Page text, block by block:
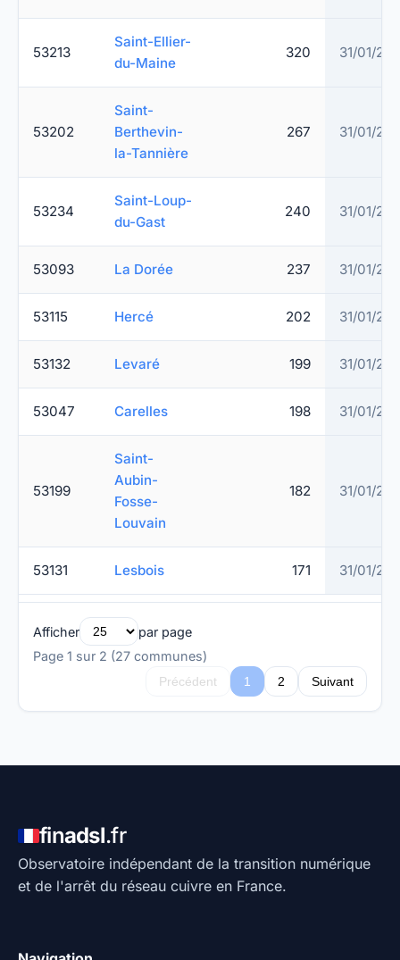
53213
Saint-Ellier-
du-Maine
320 31/01/
53202
Saint-
Berthevin-
la-Tannière
267 31/01/
53234
Saint-Loup-
du-Gast
240 31/01/
53093 La Dorée 237 31/01/
53115 Hercé 202 31/01/
53132 Levaré 199 31/01/
53047 Carelles 198 31/01/
53199
Saint-
Aubin-
Fosse-
Louvain
182 31/01/
53131 Lesbois 171 31/01/
Afficher
par page
Page 1 sur 2 (27 communes)
Précédent 1 2 Suivant
finadsl.fr
Observatoire indépendant de la transition numérique
et de l'arrêt du réseau cuivre en France.